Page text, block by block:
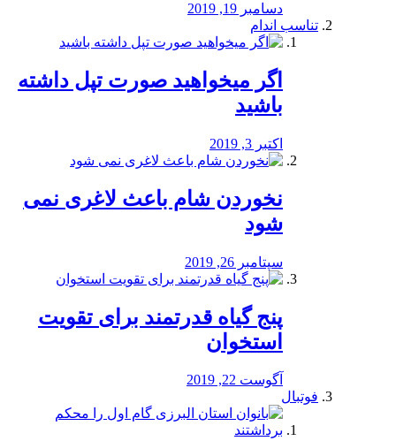
دسامبر 19, 2019
تناسب اندام
اگر میخواهید صورت تپل داشته
باشید
اکتبر 3, 2019
نخوردن شام باعث لاغری نمی
‌شود
سپتامبر 26, 2019
پنج گیاه قدرتمند برای تقویت
استخوان
آگوست 22, 2019
فوتبال